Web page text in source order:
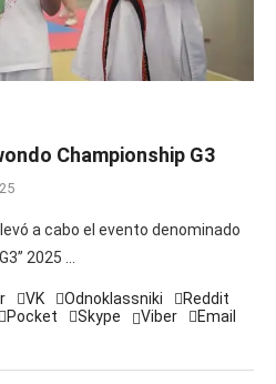
Championship G3
a cabo el evento denominado
2025 …
VK Odnoklassniki
Reddit
Pocket Skype Viber Email